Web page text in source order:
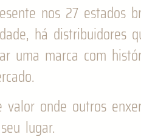
nos 27 estados
há distribuidores
uma marca com
valor onde outros
lugar.